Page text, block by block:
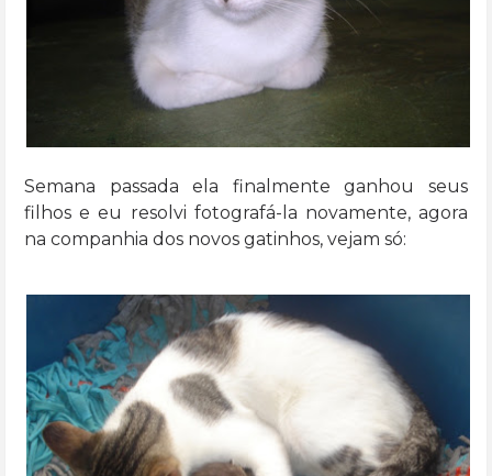
Semana passada ela finalmente ganhou seus
filhos e eu resolvi fotografá-la novamente, agora
na companhia dos novos gatinhos, vejam só: